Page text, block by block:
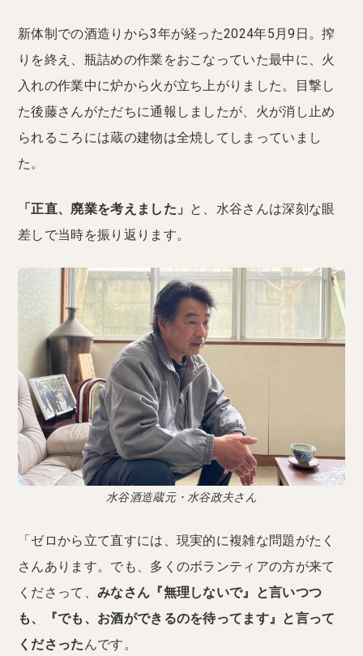
新体制での酒造りから3年が経った2024年5月9日。搾
りを終え、瓶詰めの作業をおこなっていた最中に、火
入れの作業中に炉から火が立ち上がりました。目撃し
た後藤さんがただちに通報しましたが、火が消し止め
られるころには蔵の建物は全焼してしまっていまし
た。
「正直、廃業を考えました」 と、水谷さんは深刻な眼
差しで当時を振り返ります。
水谷酒造蔵元・水谷政夫さん
「ゼロから立て直すには、現実的に複雑な問題がたく
さんあります。でも、多くのボランティアの方が来て
くださって、 みなさん『無理しないで』と言いつつ
も、『でも、お酒ができるのを待ってます』と言って
くださったんです。